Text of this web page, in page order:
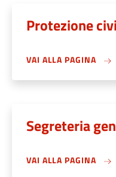
Protezione
VAI ALLA PAGINA
Segreteria
VAI ALLA PAGINA